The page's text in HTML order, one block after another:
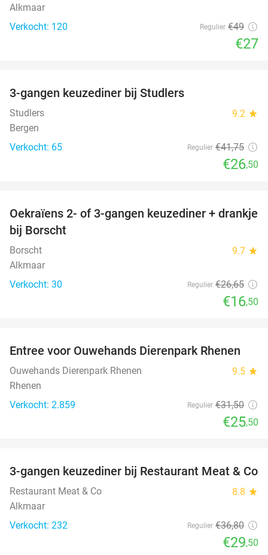
Alkmaar
Verkocht: 120
Regulier €49
€27
3-gangen keuzediner bij Studlers
Studlers 9.2 star
Bergen
Verkocht: 65
Regulier €41,75
€26,50
38%
Oekraïens 2- of 3-gangen keuzediner + drankje
bij Borscht
Borscht 9.7 star
Alkmaar
Verkocht: 30
Regulier €26,65
€16,50
19%
Entree voor Ouwehands Dierenpark Rhenen
Ouwehands Dierenpark Rhenen 9.5 star
Rhenen
Verkocht: 2.859
Regulier €31,50
€25,50
20%
3-gangen keuzediner bij Restaurant Meat & Co
Restaurant Meat & Co 8.8 star
Alkmaar
Verkocht: 232
Regulier €36,80
€29,50